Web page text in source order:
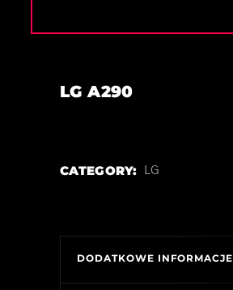
LG A290
CATEGORY: LG
DODATKOWE INFORMACJE